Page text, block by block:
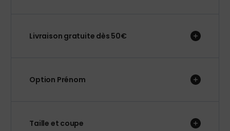
Livraison gratuite dès 50€
Option Prénom
Taille et coupe